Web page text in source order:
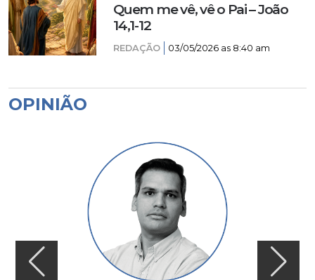
Quem me vê, vê o Pai – João
14,1-12
REDAÇÃO 03/05/2026 as 8:40 am
OPINIÃO